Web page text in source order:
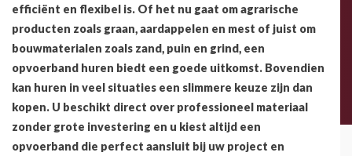
efficiënt en flexibel is. Of het nu gaat om agrarische
producten zoals graan, aardappelen en mest of juist om
bouwmaterialen zoals zand, puin en grind, een
opvoerband huren biedt een goede uitkomst. Bovendien
kan huren in veel situaties een slimmere keuze zijn dan
kopen. U beschikt direct over professioneel materiaal
zonder grote investering en u kiest altijd een
opvoerband die perfect aansluit bij uw project en